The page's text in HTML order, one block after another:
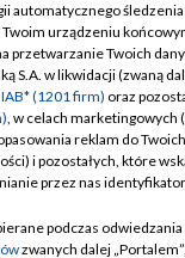
TVP
TVP
Cyfrowa
Regulamin TVP
Polityka
Moje zgody
Pomoc
Kontakt
automatycznego śledzenia
urządzeniu
przetwarzanie Twoich
S.A. w likwidacji (zwaną
(1201 firm) oraz
, w celach marketingowych
reklam do
i pozostałych, które
przez nas
podczas
zwanych dalej